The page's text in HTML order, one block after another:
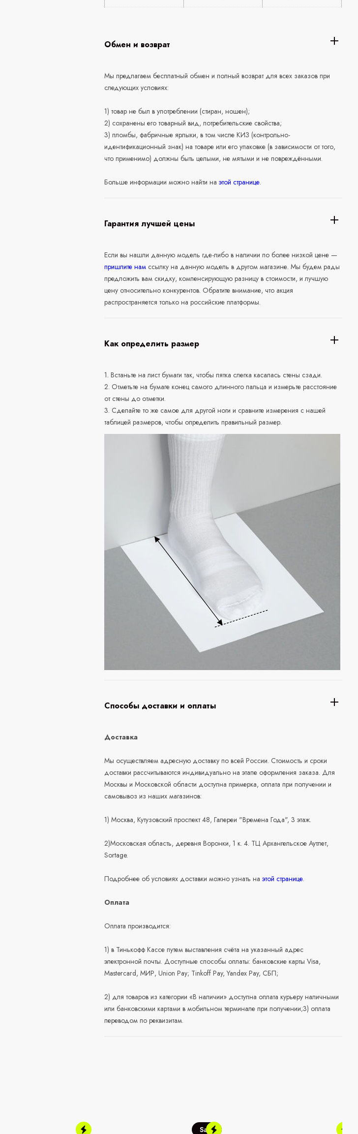
Обмен и возврат
Мы предлагаем бесплатный обмен и полный возврат для всех заказов при
следующих условиях:
1) товар не был в употреблении (стиран, ношен);
2) сохранены его товарный вид, потребительские свойства;
3) пломбы, фабричные ярлыки, в том числе КИЗ (контрольно-
идентификационный знак) на товаре или его упаковке (в зависимости от того,
что применимо) должны быть целыми, не мятыми и не повреждёнными.
Больше информации можно найти наэтой странице.
Гарантия лучшей цены
Если вы нашли данную модель где-либо в наличии по более низкой цене —
пришлите нам ссылку на данную модель в другом магазине. Мы будем рады
предложить вам скидку, компенсирующую разницу в стоимости, и лучшую
цену относительно конкурентов. Обратите внимание, что акция
распространяется только на российские платформы.
Как определить размер
1. Встаньте на лист бумаги так, чтобы пятка слегка касалась стены сзади.
2. Отметьте на бумаге конец самого длинного пальца и измерьте расстояние
от стены до отметки.
3. Сделайте то же самое для другой ноги и сравните измерения с нашей
таблицей размеров, чтобы определить правильный размер.
Способы доставки и оплаты
Доставка
Мы осуществляем адресную доставку по всей России. Стоимость и сроки
доставки рассчитываются индивидуально на этапе оформления заказа. Для
Москвы и Московской области доступна примерка, оплата при получении и
самовывоз из наших магазинов:
1) Москва, Кутузовский проспект 48, Галереи "Времена Года", 3 этаж.
2)Московская область, деревня Воронки, 1 к. 4. ТЦ Архангельское Аутлет,
Sortage.
Подробнее об условиях доставки можно узнать наэтой странице.
Оплата
Оплата производится:
1) в Тинькофф Кассе путем выставления счёта на указанный адрес
электронной почты. Доступные способы оплаты: банковские карты Visa,
Mastercard, МИР, Union Pay; Tinkoff Pay, Yandex Pay, СБП;
2) для товаров из категории «В наличии» доступна оплата курьеру наличными
или банковскими картами в мобильном терминале при получении;3) оплата
переводом по реквизитам.
Sale